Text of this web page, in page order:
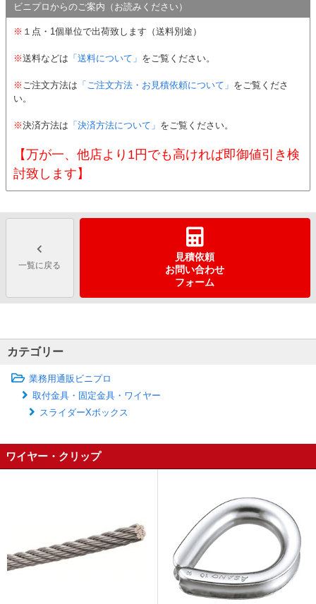
ビニプロからのご案内（お読みください）
※ １点・1個単位で出荷致します（送料別途）
※送料などは 「送料について」 をご覧ください。
※ ご注文方法は 「ご注文方法・お見積依頼について」 をご覧くださ
い。
※決済方法は 「決済方法について」 をご覧ください。
【万が一、他店より1円でも高ければ即御値引き検
討致します】
一覧に戻る
見積依頼
お問い合わせ
フォーム
カテゴリー
業務用通販ビニプロ
取付金具・固定金具・ワイヤー
スライダーXボックス
ワイヤー・クリップ